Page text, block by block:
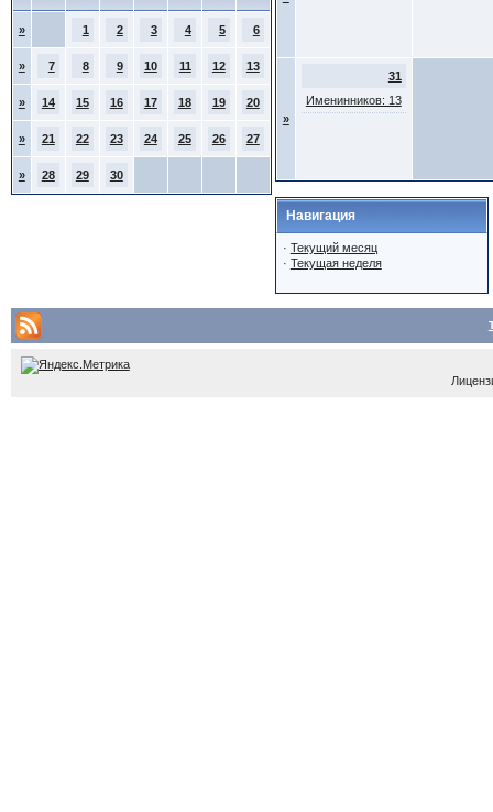
» 1 2 3 4 5 6
» 7 8 9 10 11 12 13
» 14 15 16 17 18 19 20
» 21 22 23 24 25 26 27
» 28 29 30
»
31
Именинников: 13
Навигация
· Текущий месяц
· Текущая неделя